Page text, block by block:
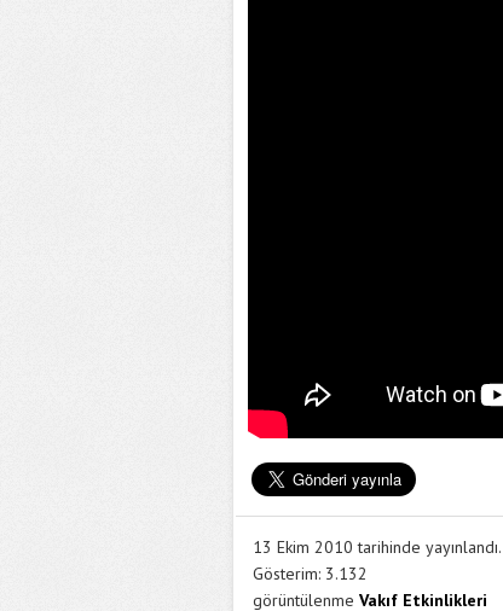
13 Ekim 2010 tarihinde yayınlandı.
Gösterim: 3.132
görüntülenme Vakıf Etkinlikleri